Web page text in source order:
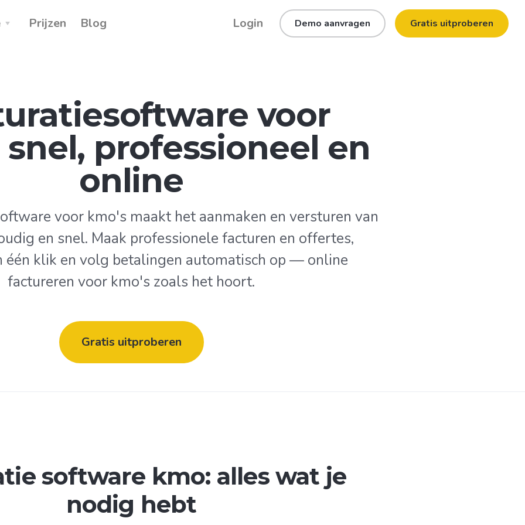
Login Demo aanvragen Gratis uitproberen
Prijzen Blog
voor
professioneel en
online
voor kmo's maakt het aanmaken en versturen van
en snel. Maak professionele facturen en offertes,
één klik en volg betalingen automatisch op — online
factureren voor kmo's zoals het hoort.
Gratis uitproberen
software kmo: alles wat je
nodig hebt